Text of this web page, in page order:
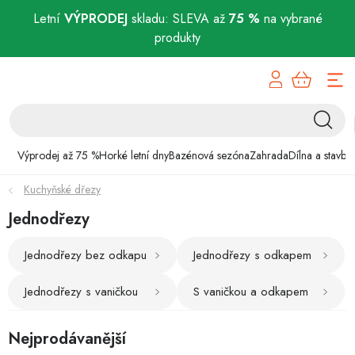
Letní VÝPRODEJskladu: SLEVA až 75 % na vybrané
produkty
Výprodej až 75 %Horké letní dnyBazénová sezónaZahradaDílna a stavba
Bazénová sezóna
Zahrada
Dílna a stavba
Kuchyňské dřezy
Jednodřezy
Jednodřezy bez odkapu Jednodřezy s odkapem
Jednodřezy s vaničkou S vaničkou a odkapem
Nejprodávanější